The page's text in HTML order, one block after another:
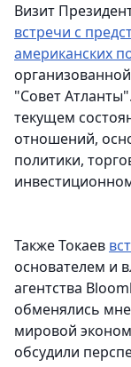
Визит
встречи с
американских
"Совет
текущем
отношений,
политики,
Также Токаев
основателем и
агентства
обменялись
мировой
обсудили